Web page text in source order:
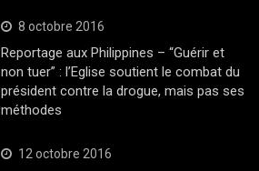
8 octobre 2016
Reportage aux Philippines – “Guérir et
non tuer” : l’Eglise soutient le combat du
président contre la drogue, mais pas ses
méthodes
12 octobre 2016